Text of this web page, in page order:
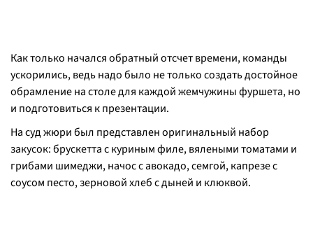
Как только начался обратный отсчет времени, команды
ускорились, ведь надо было не только создать достойное
обрамление на столе для каждой жемчужины фуршета, но
и подготовиться к презентации.
На суд жюри был представлен оригинальный набор
закусок: брускетта с куриным филе, вялеными томатами и
грибами шимеджи, начос с авокадо, семгой, капрезе с
соусом песто, зерновой хлеб с дыней и клюквой.